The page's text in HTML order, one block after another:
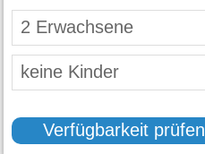
Verfügbarkeit prüfen